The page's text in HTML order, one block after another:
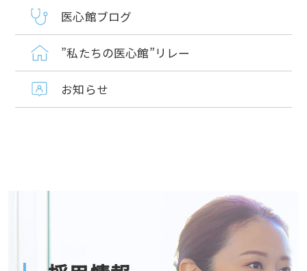
医心館ブログ
”私たちの医心館”リレー
お知らせ